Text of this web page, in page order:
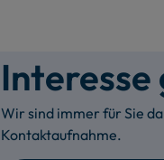
Interesse
Wir sind immer für Sie
Kontaktaufnahme.